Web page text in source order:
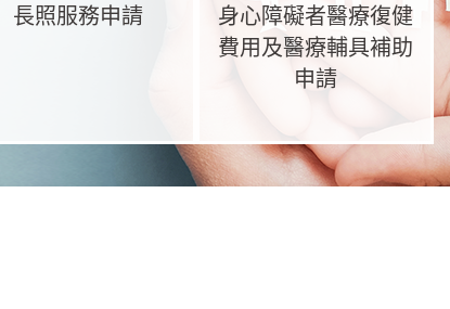
長照服務申請
身心障礙者醫療復健
費用及醫療輔具補助
申請